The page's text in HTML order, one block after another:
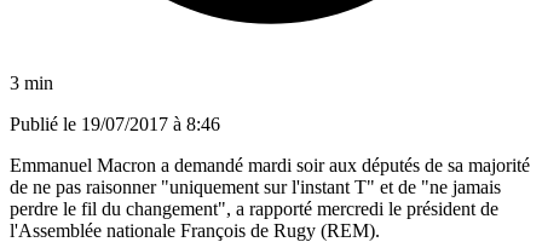
3 min
Publié le 19/07/2017 à 8:46
Emmanuel Macron a demandé mardi soir aux députés de sa majorité
de ne pas raisonner "uniquement sur l'instant T" et de "ne jamais
perdre le fil du changement", a rapporté mercredi le président de
l'Assemblée nationale François de Rugy (REM).